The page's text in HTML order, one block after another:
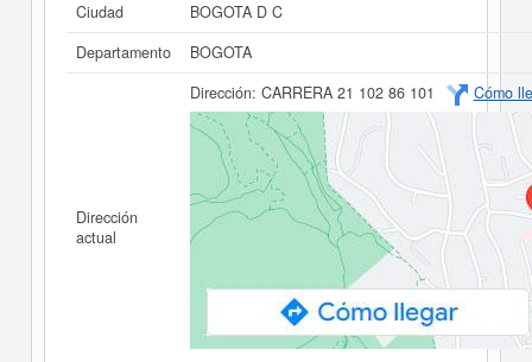
Ciudad
BOGOTA D C
Departamento
BOGOTA
Dirección
actual
Dirección: CARRERA 21 102 86 101 Cómo